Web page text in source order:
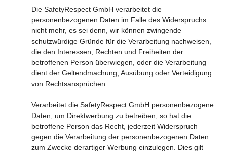
Die SafetyRespect GmbH verarbeitet die
personenbezogenen Daten im Falle des Widerspruchs
nicht mehr, es sei denn, wir können zwingende
schutzwürdige Gründe für die Verarbeitung nachweisen,
die den Interessen, Rechten und Freiheiten der
betroffenen Person überwiegen, oder die Verarbeitung
dient der Geltendmachung, Ausübung oder Verteidigung
von Rechtsansprüchen.
Verarbeitet die SafetyRespect GmbH personenbezogene
Daten, um Direktwerbung zu betreiben, so hat die
betroffene Person das Recht, jederzeit Widerspruch
gegen die Verarbeitung der personenbezogenen Daten
zum Zwecke derartiger Werbung einzulegen. Dies gilt